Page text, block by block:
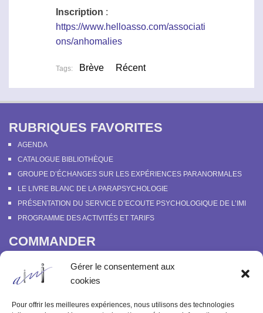
Gérer le consentement aux
cookies
Pour offrir les meilleures expériences, nous utilisons des technologies
Inscription :
https://www.helloasso.com/associati
ons/anhomalies
Tags: Brève Récent
RUBRIQUES FAVORITES
AGENDA
CATALOGUE BIBLIOTHÈQUE
GROUPE D’ÉCHANGES SUR LES EXPÉRIENCES PARANORMALES
LE LIVRE BLANC DE LA PARAPSYCHOLOGIE
PRÉSENTATION DU SERVICE D’ECOUTE PSYCHOLOGIQUE DE L’IMI
PROGRAMME DES ACTIVITÉS ET TARIFS
COMMANDER
SOUTENIR L’INSTITUT MÉTAPSYCHIQUE
COMMANDER OU FEUILLETER “LE BULLETIN MÉTAPSYCHIQUE” ET